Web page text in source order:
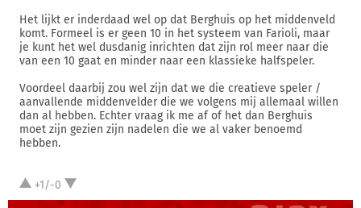
Het lijkt er inderdaad wel op dat Berghuis op het middenveld
komt. Formeel is er geen 10 in het systeem van Farioli, maar
je kunt het wel dusdanig inrichten dat zijn rol meer naar die
van een 10 gaat en minder naar een klassieke halfspeler.
Voordeel daarbij zou wel zijn dat we die creatieve speler /
aanvallende middenvelder die we volgens mij allemaal willen
dan al hebben. Echter vraag ik me af of het dan Berghuis
moet zijn gezien zijn nadelen die we al vaker benoemd
hebben.
+1/-0